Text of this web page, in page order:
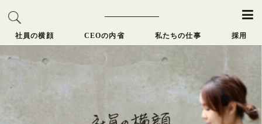
社員の横顔 CEOの内省 私たちの仕事 採用